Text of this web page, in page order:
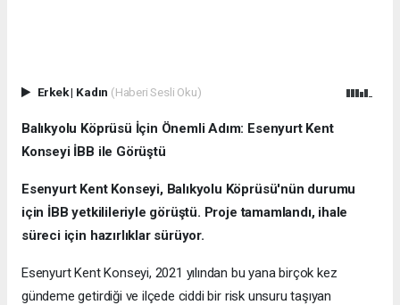
Erkek| Kadın (Haberi Sesli Oku)
Balıkyolu Köprüsü İçin Önemli Adım: Esenyurt Kent
Konseyi İBB ile Görüştü
Esenyurt Kent Konseyi, Balıkyolu Köprüsü'nün durumu
için İBB yetkilileriyle görüştü. Proje tamamlandı, ihale
süreci için hazırlıklar sürüyor.
Esenyurt Kent Konseyi, 2021 yılından bu yana birçok kez
gündeme getirdiği ve ilçede ciddi bir risk unsuru taşıyan